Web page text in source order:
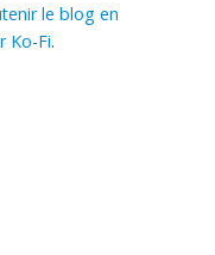
le blog en
Ko-Fi.